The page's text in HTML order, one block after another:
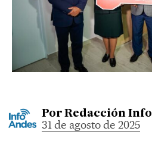
Por Redacción
31 de agosto de 2025